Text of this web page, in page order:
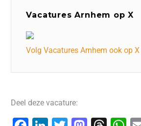
Vacatures Arnhem op X
Volg Vacatures Arnhem ook op X
Deel deze vacature: